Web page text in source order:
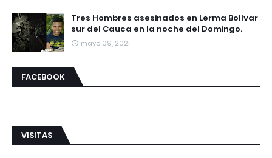
Tres Hombres asesinados en Lerma Bolívar
sur del Cauca en la noche del Domingo.
mayo 09, 2021
FACEBOOK
VISITAS